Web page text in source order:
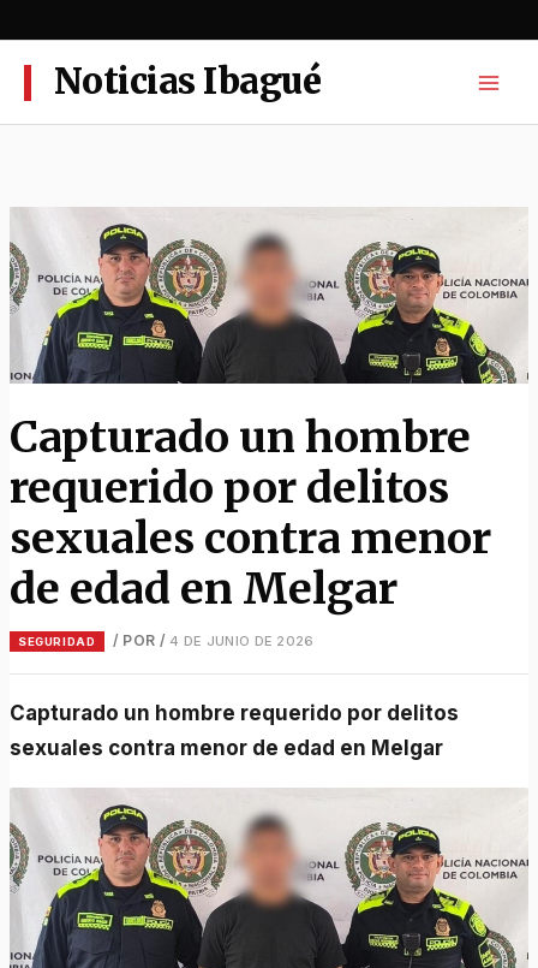
al
contenidoNoticias Ibagué
Capturado un hombre
requerido por delitos
sexuales contra menor
de edad en Melgar
SEGURIDAD / POR / 4 DE JUNIO DE 2026
Capturado un hombre requerido por delitos
sexuales contra menor de edad en Melgar